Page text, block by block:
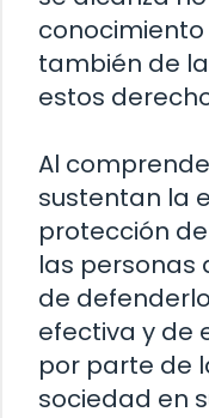
conocimiento
también de
estos
Al
sustentan la
protección
las personas
de
efectiva y de
por parte de
sociedad en